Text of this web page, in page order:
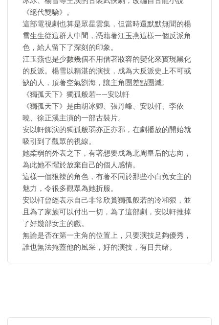
《絕代雙驕》。
這部電視劇也算是眾星雲集，但當時還默默無聞的楊
雪生生從這群人中間，憑藉著江玉燕這樣一個反派角
色，給人留下了深刻的印象。
江玉燕也是少數幾個不用借著妝容的變化來實現黑化
的反派。楊雪以精湛的演技，成為大反派史上不可或
缺的人，頂著空氣劉海，讓主角團差點團滅。
《獨孤天下》獨孤般若——安以軒
《獨孤天下》是由胡冰卿、張丹峰、安以軒、李依
曉、徐正溪主演的一部古裝片。
安以軒飾演的獨孤般弱亦正亦邪，在劇播放的開始就
吸引到了觀眾的視線。
她柔弱的外表之下，有著想要成為北周皇后的志向，
為此她不懼於放棄自己的個人感情。
這樣一個狠辣的角色，有著不同於那些小白兔女主的
魅力，令很多觀眾為她折服。
安以軒曾經表示自己非常欣賞獨孤般若的冷和狠，並
且為了家族可以付出一切，為了這部劇，安以軒推掉
了好幾部女主的戲。
無論是否在第一主角的位置上，只要演技足夠優秀，
誰也無法掩蓋他的風采，好的演技，有目共睹。